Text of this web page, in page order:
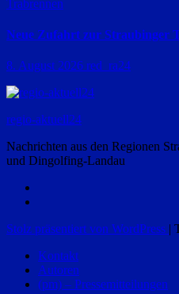
Trabrennen
Neue Zufahrt zur Straubinger
8. August 2026 red_ra24
regio-aktuell24
Nachrichten aus den Regionen
und Dingolfing-Landau
Stolz präsentiert von WordPress |
Kontakt
Autoren
(pm) – Pressemitteilungen